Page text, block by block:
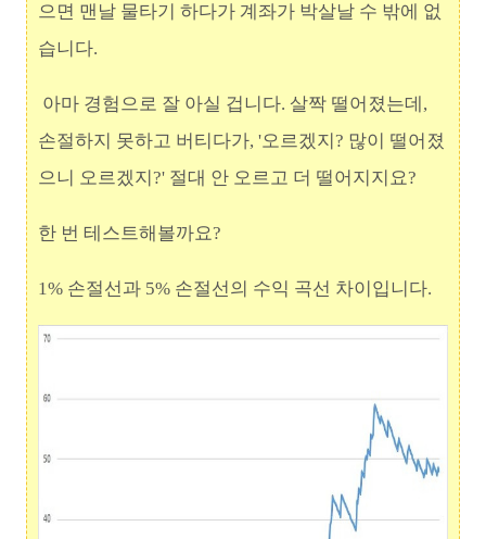
으면 맨날 물타기 하다가 계좌가 박살날 수 밖에 없
습니다.
아마 경험으로 잘 아실 겁니다. 살짝 떨어졌는데,
손절하지 못하고 버티다가, '오르겠지? 많이 떨어졌
으니 오르겠지?' 절대 안 오르고 더 떨어지지요?
한 번 테스트해볼까요?
1% 손절선과 5% 손절선의 수익 곡선 차이입니다.